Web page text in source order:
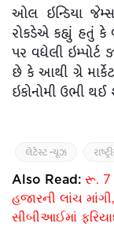
ઓલ ઇન્ડિયા
રોકડેએ કહ્યું હતું કે
પર વધેલી ઇમ્પોર્ટ
છે કે આથી ગ્રે
ઇકોનોમી ઉભી
લેટેસ્ટ ન્યૂઝ
Also Read: રૂ. 7
હજારની લાંચ
સીબીઆઈમાં